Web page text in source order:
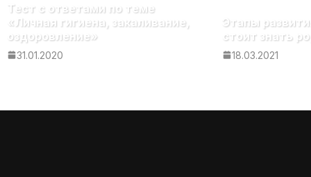
Тест с ответами по теме
«Личная гигиена, закаливание,
оздоровление»
31.01.2020
Этапы
стоит знать
18.03.2021